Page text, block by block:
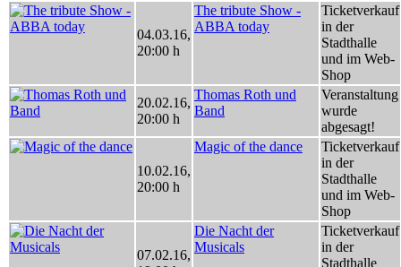
04.03.16,
20:00 h
The tribute Show -
ABBA today
Ticketverkauf
in der
Stadthalle
und im Web-
Shop
20.02.16,
20:00 h
Thomas Roth und
Band
Veranstaltung
wurde
abgesagt!
10.02.16,
20:00 h
Magic of the dance
Ticketverkauf
in der
Stadthalle
und im Web-
Shop
07.02.16,
Die Nacht der
Musicals
Ticketverkauf
in der
Stadthalle